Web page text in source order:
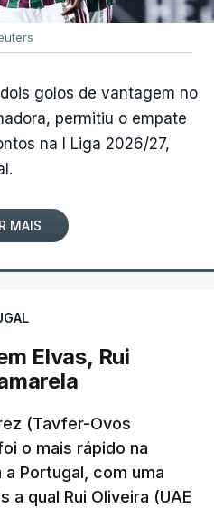
golos de vantagem no
permitiu o empate
na I Liga 2026/27,
MAIS
Elvas, Rui
(Tavfer-Ovos
o mais rápido na
Portugal, com uma
a qual Rui Oliveira (UAE